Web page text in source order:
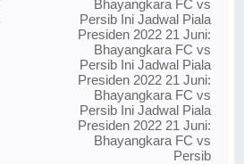
Bhayangkara FC vs
Persib Ini Jadwal Piala
Presiden 2022 21 Juni:
Bhayangkara FC vs
Persib Ini Jadwal Piala
Presiden 2022 21 Juni:
Bhayangkara FC vs
Persib Ini Jadwal Piala
Presiden 2022 21 Juni:
Bhayangkara FC vs
Persib